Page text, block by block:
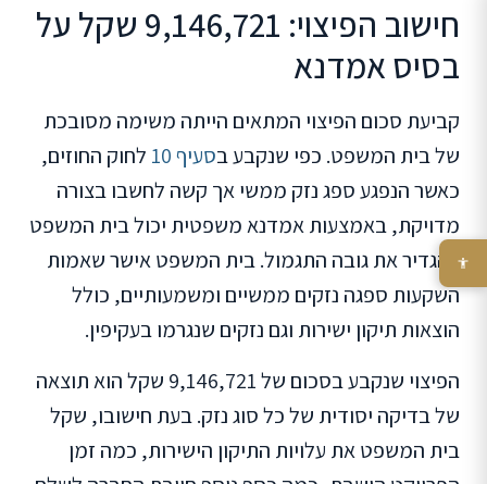
חישוב הפיצוי: 9,146,721 שקל על
בסיס אמדנא
קביעת סכום הפיצוי המתאים הייתה משימה מסובכת
של בית המשפט. כפי שנקבע בסעיף 10
לחוק החוזים,
כאשר הנפגע ספג נזק ממשי אך קשה לחשבו בצורה
מדויקת, באמצעות אמדנא משפטית יכול בית המשפט
להגדיר את גובה התגמול. בית המשפט אישר שאמות
השקעות ספגה נזקים ממשיים ומשמעותיים, כולל
הוצאות תיקון ישירות וגם נזקים שנגרמו בעקיפין.
הפיצוי שנקבע בסכום של 9,146,721 שקל הוא תוצאה
של בדיקה יסודית של כל סוג נזק. בעת חישובו, שקל
בית המשפט את עלויות התיקון הישירות, כמה זמן